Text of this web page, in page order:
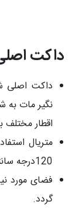
داکت
داکت اصلی
اقطار مختلف
متریال
120درجه سانتی گراد را برای 30دقیقه تحمل کند
فضای مورد
گردد.